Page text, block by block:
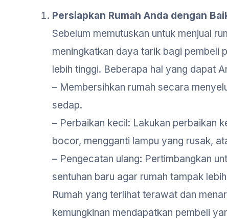
Persiapkan Rumah Anda dengan
Sebelum memutuskan untuk menjual
meningkatkan daya tarik bagi pembeli
lebih tinggi. Beberapa hal yang dapat
– Membersihkan rumah secara
sedap.
– Perbaikan kecil: Lakukan perbaikan
bocor, mengganti lampu yang rusak,
– Pengecatan ulang: Pertimbangkan
sentuhan baru agar rumah tampak
Rumah yang terlihat terawat dan
kemungkinan mendapatkan pembeli